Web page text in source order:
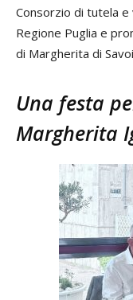
Consorzio di tutela e
Regione Puglia e
di Margherita di
Una festa
Margherita